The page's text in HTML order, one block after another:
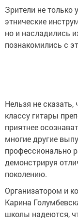
Зрители не только
этнические
но и насладились
познакомились с
Нельзя не
классу гитары
приятнее
многие другие
профессионально
демонстрируя
поколению.
Организатором и
Карина
школы надеются,